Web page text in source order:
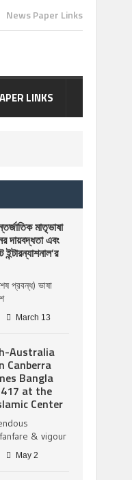
News Paper Links
LINKS
মাতৃভাষা
দায়বদ্ধতা এবং
প্রবন্ধ) ভাষা
March 13
Australia
Canberra
Bangla
at the
Center
& vigour
May 2